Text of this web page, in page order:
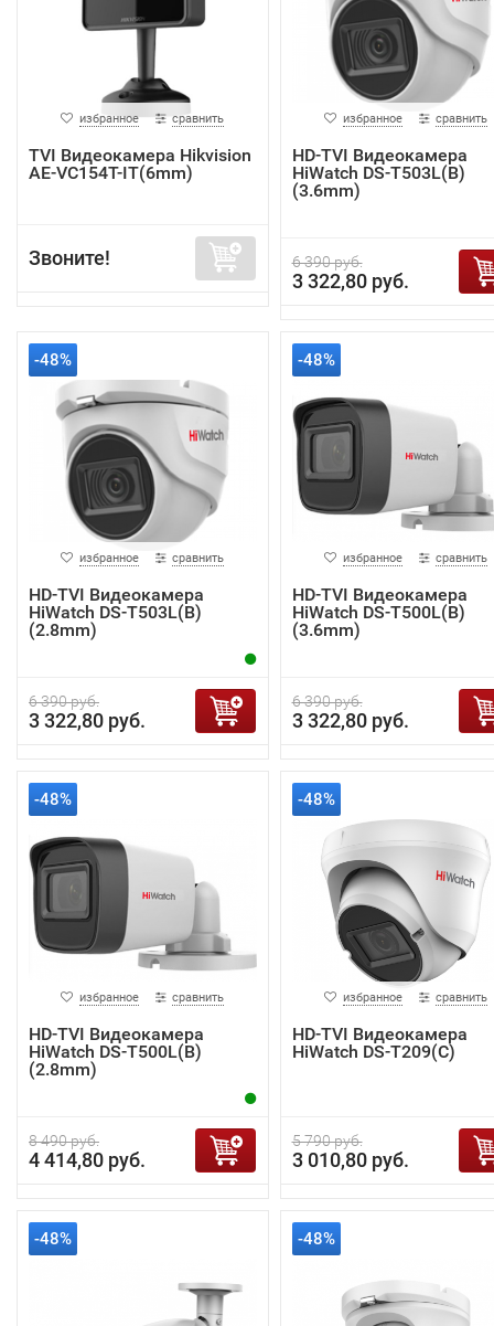
избранное сравнить
TVI Видеокамера Hikvision
AE-VC154T-IT(6mm)
Звоните!
избранное сравнить
HD-TVI Видеокамера
HiWatch DS-T503L(B)
(3.6mm)
6 390 руб.
3 322,80 руб.
-48%
избранное сравнить
HD-TVI Видеокамера
HiWatch DS-T503L(B)
(2.8mm)
6 390 руб.
3 322,80 руб.
-48%
избранное сравнить
HD-TVI Видеокамера
HiWatch DS-T500L(B)
(3.6mm)
6 390 руб.
3 322,80 руб.
-48%
избранное сравнить
HD-TVI Видеокамера
HiWatch DS-T500L(B)
(2.8mm)
8 490 руб.
4 414,80 руб.
-48%
избранное сравнить
HD-TVI Видеокамера
HiWatch DS-T209(С)
5 790 руб.
3 010,80 руб.
-48% -48%